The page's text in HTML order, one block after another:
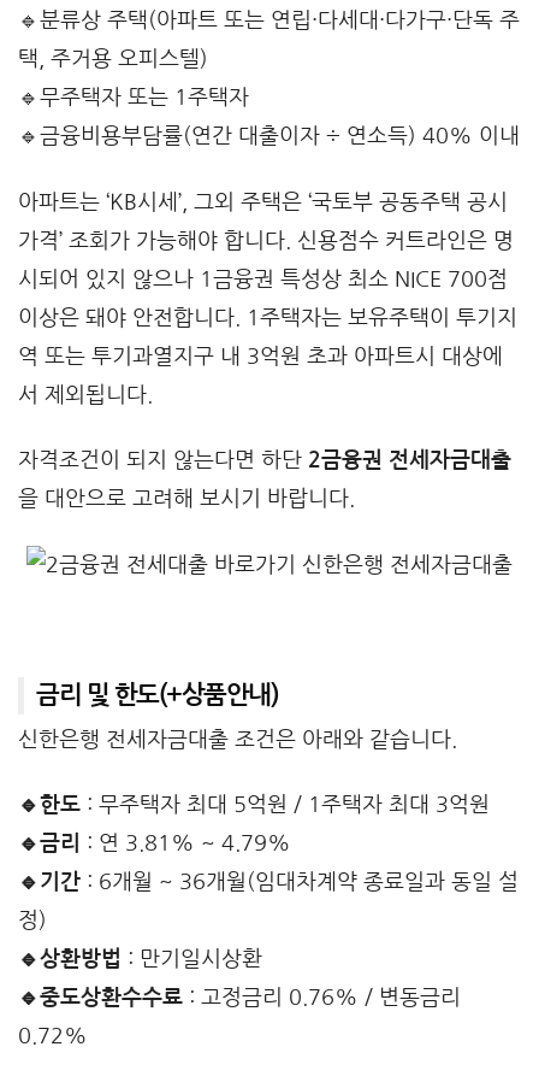
🔹분류상 주택(아파트 또는 연립·다세대·다가구·단독 주
택, 주거용 오피스텔)
🔹무주택자 또는 1주택자
🔹금융비용부담률(연간 대출이자 ÷ 연소득) 40% 이내
아파트는 ‘KB시세’, 그외 주택은 ‘국토부 공동주택 공시
가격’ 조회가 가능해야 합니다. 신용점수 커트라인은 명
시되어 있지 않으나 1금융권 특성상 최소 NICE 700점
이상은 돼야 안전합니다. 1주택자는 보유주택이 투기지
역 또는 투기과열지구 내 3억원 초과 아파트시 대상에
서 제외됩니다.
자격조건이 되지 않는다면 하단 2금융권 전세자금대출
을 대안으로 고려해 보시기 바랍니다.
금리 및 한도(+상품안내)
신한은행 전세자금대출 조건은 아래와 같습니다.
🔹한도 : 무주택자 최대 5억원 / 1주택자 최대 3억원
🔹금리
: 연 3.81% ~ 4.79%
🔹기간 : 6개월 ~ 36개월(임대차계약 종료일과 동일 설
정)
🔹상환방법 : 만기일시상환
🔹중도상환수수료 : 고정금리 0.76% / 변동금리
0.72%